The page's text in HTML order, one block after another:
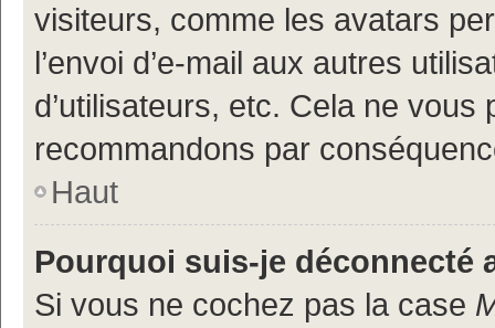
visiteurs, comme les avatars
l’envoi d’e-mail aux autres
d’utilisateurs, etc. Cela ne
recommandons par
Haut
Pourquoi suis-je déconnecté
Si vous ne cochez pas la case